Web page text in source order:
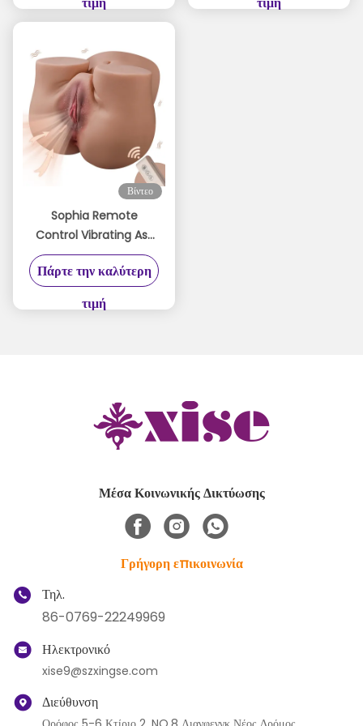
Βίντεο
Sophia Remote
Control Vibrating Ass
Masturbator 24lb Soft
Material Big Butt
Automatic
Πάρτε την καλύτερη
τιμή
Μέσα Κοινωνικής Δικτύωσης
Γρήγορη επικοινωνία
Τηλ.
86-0769-22249969
Ηλεκτρονικό
xise9@szxingse.com
Διεύθυνση